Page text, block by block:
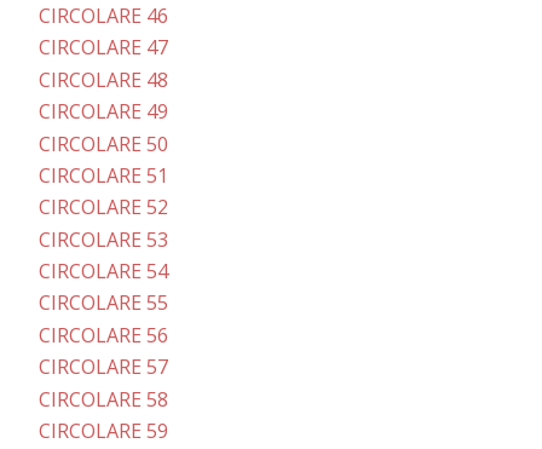
CIRCOLARE 46
CIRCOLARE 47
CIRCOLARE 48
CIRCOLARE 49
CIRCOLARE 50
CIRCOLARE 51
CIRCOLARE 52
CIRCOLARE 53
CIRCOLARE 54
CIRCOLARE 55
CIRCOLARE 56
CIRCOLARE 57
CIRCOLARE 58
CIRCOLARE 59